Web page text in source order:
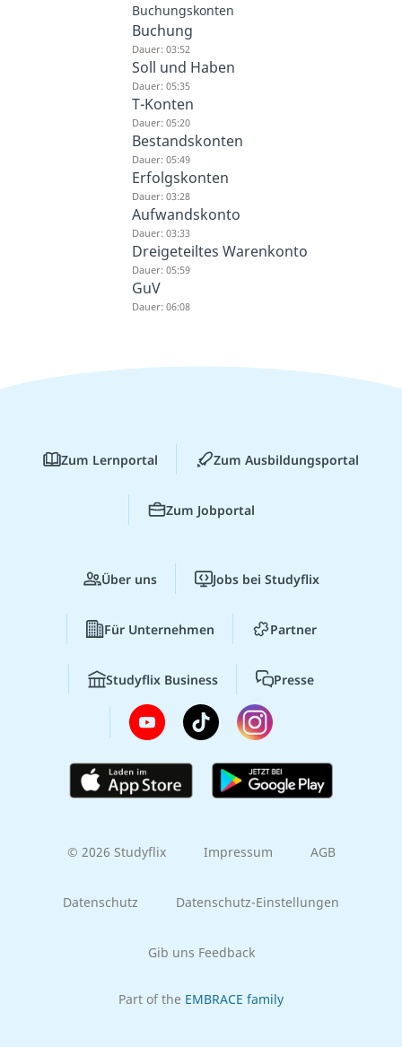
Buchungskonten
Buchung
Dauer: 03:52
Soll und Haben
Dauer: 05:35
T-Konten
Dauer: 05:20
Bestandskonten
Dauer: 05:49
Erfolgskonten
Dauer: 03:28
Aufwandskonto
Dauer: 03:33
Dreigeteiltes Warenkonto
Dauer: 05:59
GuV
Dauer: 06:08
Zum Lernportal Zum Ausbildungsportal
Zum Jobportal
Über uns Jobs bei Studyflix
Für Unternehmen Partner
Studyflix Business Presse
© 2026 Studyflix Impressum AGB
Datenschutz Datenschutz-Einstellungen
Gib uns Feedback
Part of the EMBRACE family